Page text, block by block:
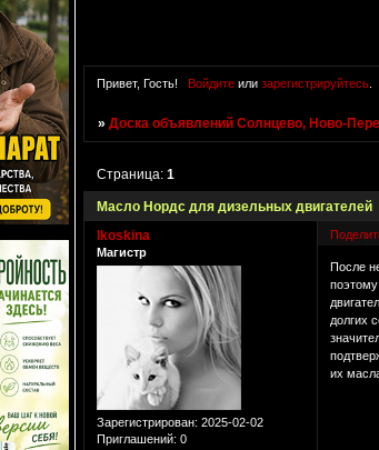
Привет, Гость! Войдитеили зарегистрируйтесь.
»Доска объявлений Солнцево, Ново-
Масло Нордс для дизельных двигателей
Страница:1
lkoskina
Магистр
Зарегистрирован: 2025-02-02
Приглашений: 0
После
долгих
их